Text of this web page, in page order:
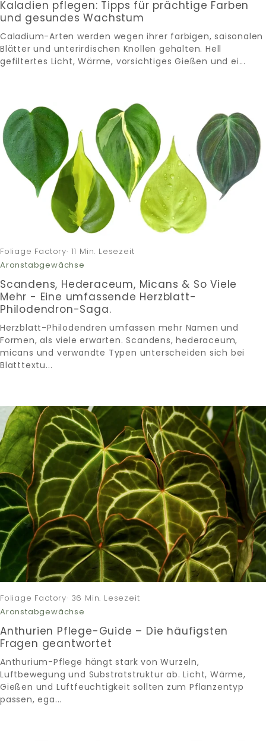
Kaladien pflegen: Tipps für prächtige Farben
und gesundes Wachstum
Caladium-Arten werden wegen ihrer farbigen, saisonalen
Blätter und unterirdischen Knollen gehalten. Hell
gefiltertes Licht, Wärme, vorsichtiges Gießen und ei...
Foliage Factory· 11 Min. Lesezeit
Aronstabgewächse
Scandens, Hederaceum, Micans & So Viele
Mehr - Eine umfassende Herzblatt-
Philodendron-Saga.
Herzblatt-Philodendren umfassen mehr Namen und
Formen, als viele erwarten. Scandens, hederaceum,
micans und verwandte Typen unterscheiden sich bei
Blatttextu...
Foliage Factory· 36 Min. Lesezeit
Aronstabgewächse
Anthurien Pflege-Guide – Die häufigsten
Fragen geantwortet
Anthurium-Pflege hängt stark von Wurzeln,
Luftbewegung und Substratstruktur ab. Licht, Wärme,
Gießen und Luftfeuchtigkeit sollten zum Pflanzentyp
passen, ega...